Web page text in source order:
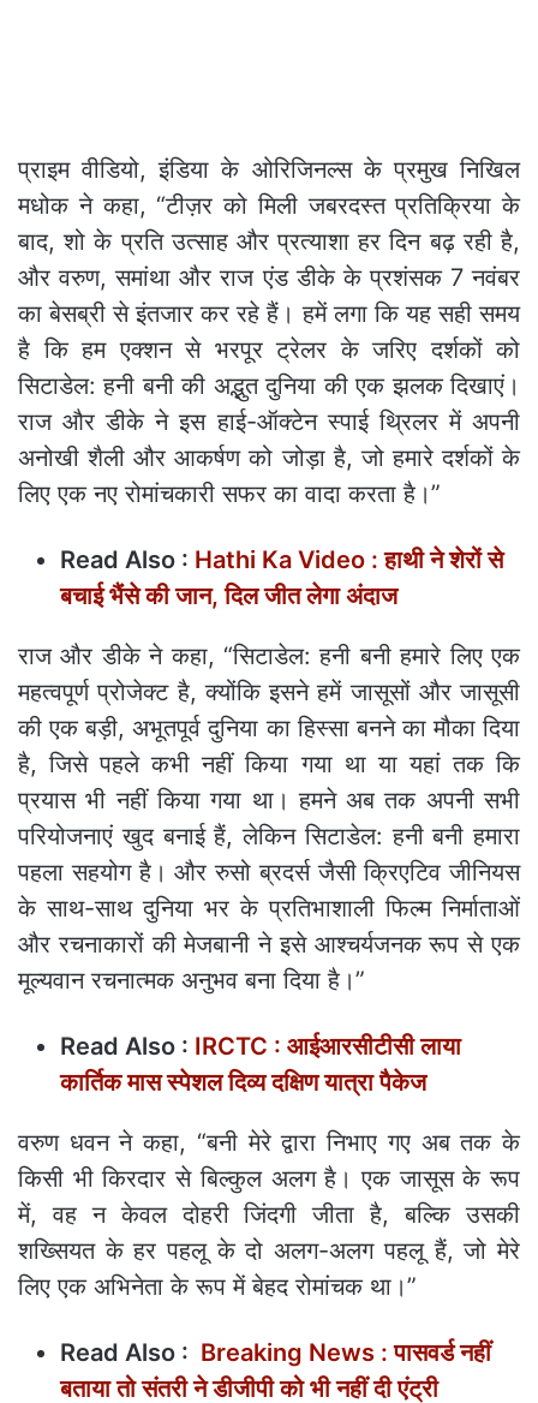
प्राइम वीडियो, इंडिया के ओरिजिनल्स के प्रमुख निखिल
मधोक ने कहा, “टीज़र को मिली जबरदस्त प्रतिक्रिया के
बाद, शो के प्रति उत्साह और प्रत्याशा हर दिन बढ़ रही है,
और वरुण, समांथा और राज एंड डीके के प्रशंसक 7 नवंबर
का बेसब्री से इंतजार कर रहे हैं। हमें लगा कि यह सही समय
है कि हम एक्शन से भरपूर ट्रेलर के जरिए दर्शकों को
सिटाडेल: हनी बनी की अद्भुत दुनिया की एक झलक दिखाएं।
राज और डीके ने इस हाई-ऑक्टेन स्पाई थ्रिलर में अपनी
अनोखी शैली और आकर्षण को जोड़ा है, जो हमारे दर्शकों के
लिए एक नए रोमांचकारी सफर का वादा करता है।”
Read Also : Hathi Ka Video : हाथी ने शेरों से
बचाई भैंसे की जान, दिल जीत लेगा अंदाज
राज और डीके ने कहा, “सिटाडेल: हनी बनी हमारे लिए एक
महत्वपूर्ण प्रोजेक्ट है, क्योंकि इसने हमें जासूसों और जासूसी
की एक बड़ी, अभूतपूर्व दुनिया का हिस्सा बनने का मौका दिया
है, जिसे पहले कभी नहीं किया गया था या यहां तक ​​कि
प्रयास भी नहीं किया गया था। हमने अब तक अपनी सभी
परियोजनाएं खुद बनाई हैं, लेकिन सिटाडेल: हनी बनी हमारा
पहला सहयोग है। और रुसो ब्रदर्स जैसी क्रिएटिव जीनियस
के साथ-साथ दुनिया भर के प्रतिभाशाली फिल्म निर्माताओं
और रचनाकारों की मेजबानी ने इसे आश्चर्यजनक रूप से एक
मूल्यवान रचनात्मक अनुभव बना दिया है।”
Read Also : IRCTC : आईआरसीटीसी लाया
कार्तिक मास स्पेशल दिव्य दक्षिण यात्रा पैकेज
वरुण धवन ने कहा, “बनी मेरे द्वारा निभाए गए अब तक के
किसी भी किरदार से बिल्कुल अलग है। एक जासूस के रूप
में, वह न केवल दोहरी जिंदगी जीता है, बल्कि उसकी
शख्सियत के हर पहलू के दो अलग-अलग पहलू हैं, जो मेरे
लिए एक अभिनेता के रूप में बेहद रोमांचक था।”
Read Also : Breaking News : पासवर्ड नहीं
बताया तो संतरी ने डीजीपी को भी नहीं दी एंट्री